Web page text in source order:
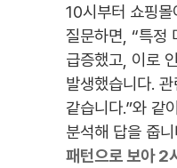
10시부터 쇼핑
질문하면, “특정
급증했고, 이로
발생했습니다.
같습니다.”와 같
분석해 답을 줍
패턴으로 보아 2